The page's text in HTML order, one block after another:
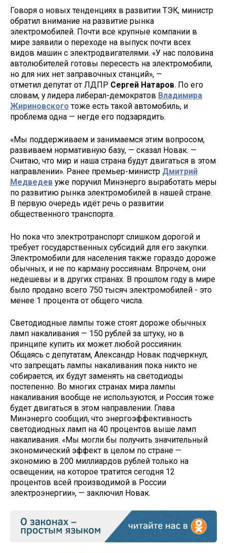
Говоря о новых тенденциях в развитии ТЭК, министр
обратил внимание на развитие рынка
электромобилей. Почти все крупные компании в
мире заявили о переходе на выпуск почти всех
видов машин с электродвигателями. «У нас половина
автолюбителей готовы пересесть на электромобили,
но для них нет заправочных станций», —
отметил депутат от ЛДПР Сергей Натаров. По его
словам, у лидера либерал-демократов Владимира
Жириновского тоже есть такой автомобиль, и
проблема одна — негде его подзарядить.
«Мы поддерживаем и занимаемся этим вопросом,
развиваем нормативную базу, — сказал Новак. —
Считаю, что мир и наша страна будут двигаться в этом
направлении». Ранее премьер-министр Дмитрий
Медведев уже поручил Минэнерго выработать меры
по развитию рынка электромобилей в нашей стране.
В первую очередь идёт речь о развитии
общественного транспорта.
Но пока что электротранспорт слишком дорогой и
требует государственных субсидий для его закупки.
Электромобили для населения также гораздо дороже
обычных, и не по карману россиянам. Впрочем, они
недешевы и в других странах. В прошлом году в мире
было продано всего 750 тысяч электромобилей - это
менее 1 процента от общего числа.
Светодиодные лампы тоже стоят дороже обычных
ламп накаливания — 150 рублей за штуку, но в
принципе купить их может любой россиянин.
Общаясь с депутатам, Александр Новак подчеркнул,
что запрещать лампы накаливания пока никто не
собирается, их будут заменять на светодиоды
постепенно. Во многих странах мира лампы
накаливания вообще не используются, и Россия тоже
будет двигаться в этом направлении. Глава
Минэнерго сообщил, что энергоэффективность
светодиодных ламп на 40 процентов выше ламп
накаливания. «Мы могли бы получить значительный
экономический эффект в целом по стране —
экономию в 200 миллиардов рублей только на
освещении, на которое тратится сегодня 12
процентов всей производимой в России
электроэнергии», — заключил Новак.